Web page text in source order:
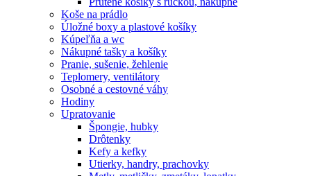
Koše na prádlo
Úložné boxy a plastové košíky
Kúpeľňa a wc
Nákupné tašky a košíky
Pranie, sušenie, žehlenie
Teplomery, ventilátory
Osobné a cestovné váhy
Hodiny
Upratovanie
Špongie, hubky
Drôtenky
Kefy a kefky
Utierky, handry, prachovky